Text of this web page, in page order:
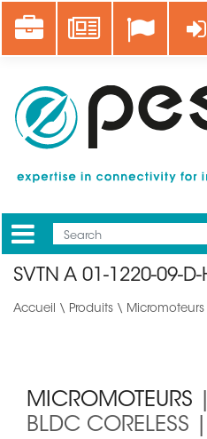
au
contenu
Career News Se
Mobile
Main
SVTN A 01-1220-09-D-
Accueil \ Produits \ Micromoteurs
MICROMOTEURS
BLDC CORELESS |